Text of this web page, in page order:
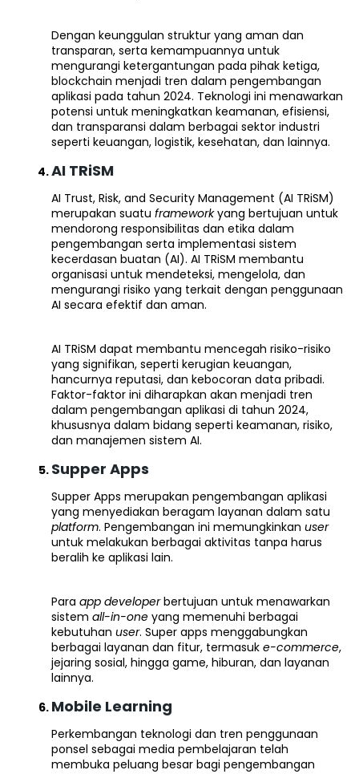
Dengan keunggulan struktur yang aman dan
transparan, serta kemampuannya untuk
mengurangi ketergantungan pada pihak ketiga,
blockchain menjadi tren dalam pengembangan
aplikasi pada tahun 2024. Teknologi ini menawarkan
potensi untuk meningkatkan keamanan, efisiensi,
dan transparansi dalam berbagai sektor industri
seperti keuangan, logistik, kesehatan, dan lainnya.
AI TRiSM
AI Trust, Risk, and Security Management (AI TRiSM)
merupakan suatu frameworkyang bertujuan untuk
mendorong responsibilitas dan etika dalam
pengembangan serta implementasi sistem
kecerdasan buatan (AI). AI TRiSM membantu
organisasi untuk mendeteksi, mengelola, dan
mengurangi risiko yang terkait dengan penggunaan
AI secara efektif dan aman.
AI TRiSM dapat membantu mencegah risiko-risiko
yang signifikan, seperti kerugian keuangan,
hancurnya reputasi, dan kebocoran data pribadi.
Faktor-faktor ini diharapkan akan menjadi tren
dalam pengembangan aplikasi di tahun 2024,
khususnya dalam bidang seperti keamanan, risiko,
dan manajemen sistem AI.
Supper Apps
Supper Apps merupakan pengembangan aplikasi
yang menyediakan beragam layanan dalam satu
platform. Pengembangan ini memungkinkan user
untuk melakukan berbagai aktivitas tanpa harus
beralih ke aplikasi lain.
Para app developerbertujuan untuk menawarkan
sistem all-in-one yang memenuhi berbagai
kebutuhan user. Super apps menggabungkan
berbagai layanan dan fitur, termasuk e-commerce,
jejaring sosial, hingga game, hiburan, dan layanan
lainnya.
Mobile Learning
Perkembangan teknologi dan tren penggunaan
ponsel sebagai media pembelajaran telah
membuka peluang besar bagi pengembangan